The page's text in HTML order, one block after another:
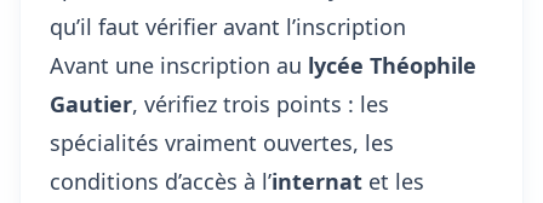
qu’il faut vérifier avant l’inscription
Avant une inscription au lycée Théophile
Gautier, vérifiez trois points : les
spécialités vraiment ouvertes, les
conditions d’accès à l’internat et les